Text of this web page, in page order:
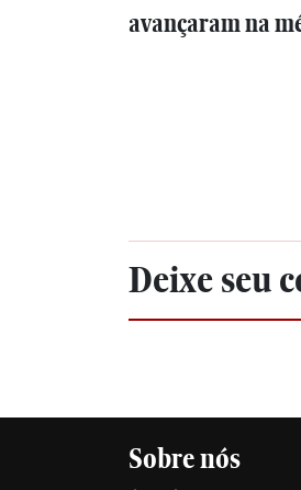
avançaram na
Deixe seu
Sobre nós